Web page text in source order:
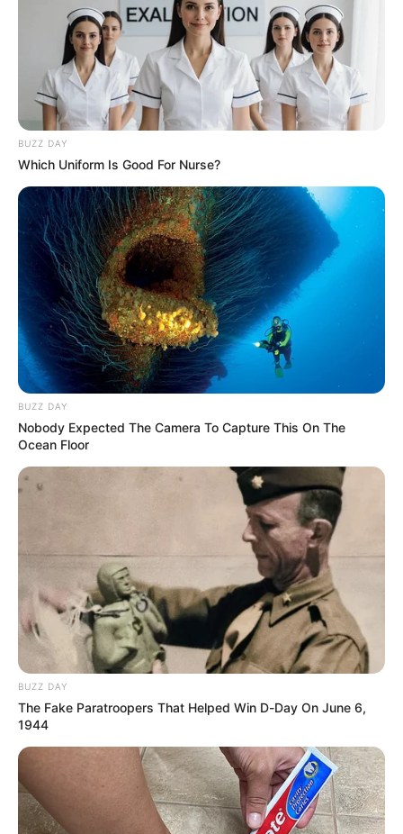
PASTOR
Con ofrenda a la Virgen de
las Mercedes comienza el
Carnaval de Negros y
Blancos en Pasto
ABUSO
Presunto pastor
involucrado en un delito
sexual con menor de edad,
fue capturado
PASTOR
que presuntamente había
abusado de su hija menor
ATLÁNTICO
Pastor de polémico culto
en Atlántico renunció a su
trabajo como docente
universitario
TEMAS DESTACADOS
EMERGENCIAS POR LLUVIAS
FUERTES LLUVIAS
VIA AL LLANO
LIGA BETPLAY
METRO DE MEDELLÍN
BUZZ DAY
Which Uniform Is Good For Nurse?
BUZZ DAY
Nobody Expected The Camera To Capture This On The
Ocean Floor
BUZZ DAY
The Fake Paratroopers That Helped Win D-Day On June 6,
1944